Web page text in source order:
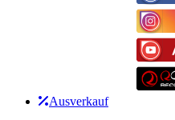
Ausverkauf